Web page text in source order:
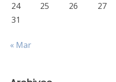
24
25 26 27
31
« Mar